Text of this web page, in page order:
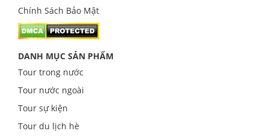
Chính Sách Bảo Mật
DANH MỤC SẢN PHẨM
Tour trong nước
Tour nước ngoài
Tour sự kiện
Tour du lịch hè